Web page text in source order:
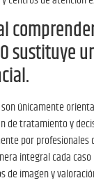
sustituye
únicamente
de tratamiento y
por profesionales
integral cada
de imagen y